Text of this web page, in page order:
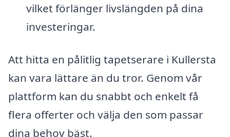
vilket förlänger livslängden på dina
investeringar.
Att hitta en pålitlig tapetserare i Kullersta
kan vara lättare än du tror. Genom vår
plattform kan du snabbt och enkelt få
flera offerter och välja den som passar
dina behov bäst.